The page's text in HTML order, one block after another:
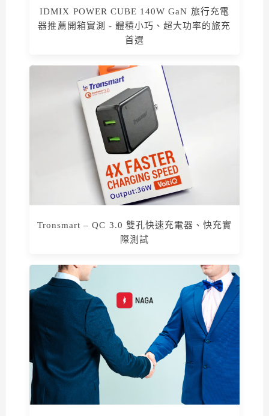
IDMIX POWER CUBE 140W GaN 旅行充電
器推薦開箱實測 - 體積小巧、超大功率的旅充
首選
Tronsmart – QC 3.0 雙孔快速充電器、快充實
際測試